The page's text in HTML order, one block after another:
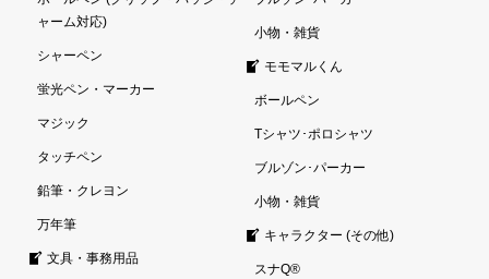
ャーム対応)
シャーペン
蛍光ペン・マーカー
マジック
タッチペン
鉛筆・クレヨン
万年筆
文具・事務用品
小物・雑貨
モモマルくん
ボールペン
Tシャツ･ポロシャツ
ブルゾン･パーカー
小物・雑貨
キャラクター (その他)
スナQ®